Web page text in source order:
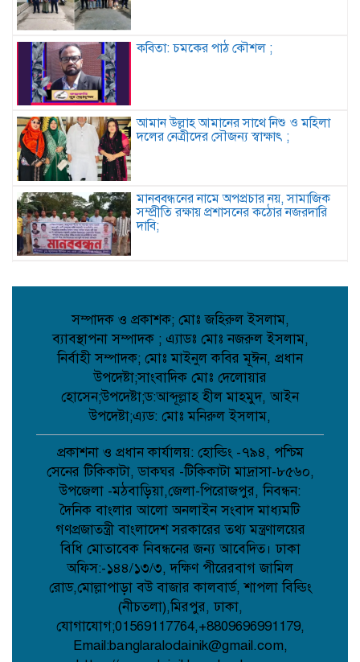
কবিতা: চমকের পাঠ কৌশল ;
আমান উল্লাহ আমানের সাথে নিশু ও মহিলা
দলের নেত্রীদের সৌজন্য স্বাক্ষাৎ ;
মানববন্ধনের নামে অপপ্রচার নয়, সামাজিক
সম্প্রীতি রক্ষায় প্রশাসনের কঠোর নজরদারি
দাবি;
ইউনিয়নের মাটি ও মানুষের আস্থার প্রতীক;
কবিতা: লেখক ছড়া ;
বাগেরহাটে মারধর ও হত্যাচেষ্টার অভিযোগে
আদালতে মামলা, ৫ জন আসামি;
টানা বৃষ্টিতে আত্রাইয়ে বেড়েছে সবজির দাম,
ভোগান্তিতে সাধারণ মানুষ;
কুমিল্লায় সোহান হত্যা মামলায় বৃদ্ধের
যাবজ্জীবন, ছেলে খালাস;
পিরোজপুরে মাদকবিরোধী অভিযানে গাঁজাসহ
সম্পাদক ও প্রকাশক; মোঃ জহিরুল ইসলাম,
ব্যাবস্থাপনা সম্পাদক ; এ্যাডঃ মোঃ নজরুল ইসলাম,
নির্বাহী সম্পাদক; মোঃ মাইনুল কবির মূঈন, প্রধান
উপদেষ্টা;সাংবাদিক মোঃ দেলোয়ার
হোসেন;উপদেষ্টা;ড:আব্দূল্লাহ হীল মাহমুদ, আইন
উপদেষ্টা;এ্যড: মোঃ মনিরুল ইসলাম,
প্রকাশনা ও প্রধান কার্যালয়: হোল্ডিং -৭৯৪, পশ্চিম
সেনের টিকিকাটা, ডাকঘর -টিকিকাটা মাদ্রাসা-৮৫৬০,
উপজেলা -মঠবাড়িয়া,জেলা-পিরোজপুর, নিবন্ধন:
দৈনিক বাংলার আলো অনলাইন সংবাদ মাধ্যমটি
গণপ্রজাতন্ত্রী বাংলাদেশ সরকারের তথ্য মন্ত্রণালয়ের
বিধি মোতাবেক নিবন্ধনের জন্য আবেদিত। ঢাকা
অফিস:-১৪৪/১৩/৩, দক্ষিণ পীরেরবাগ জামিল
রোড,মোল্লাপাড়া বউ বাজার কালবার্ড, শাপলা বিল্ডিং
(নীচতলা),মিরপুর, ঢাকা,
যোগাযোগ;01569117764,+8809696991179,
Email:banglaralodainik@gmail.com,